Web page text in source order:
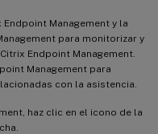
Management y la
para monitorizar y
Endpoint Management.
Management para
con la asistencia.
haz clic en el icono de la